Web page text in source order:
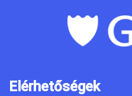
Elérhetőségek